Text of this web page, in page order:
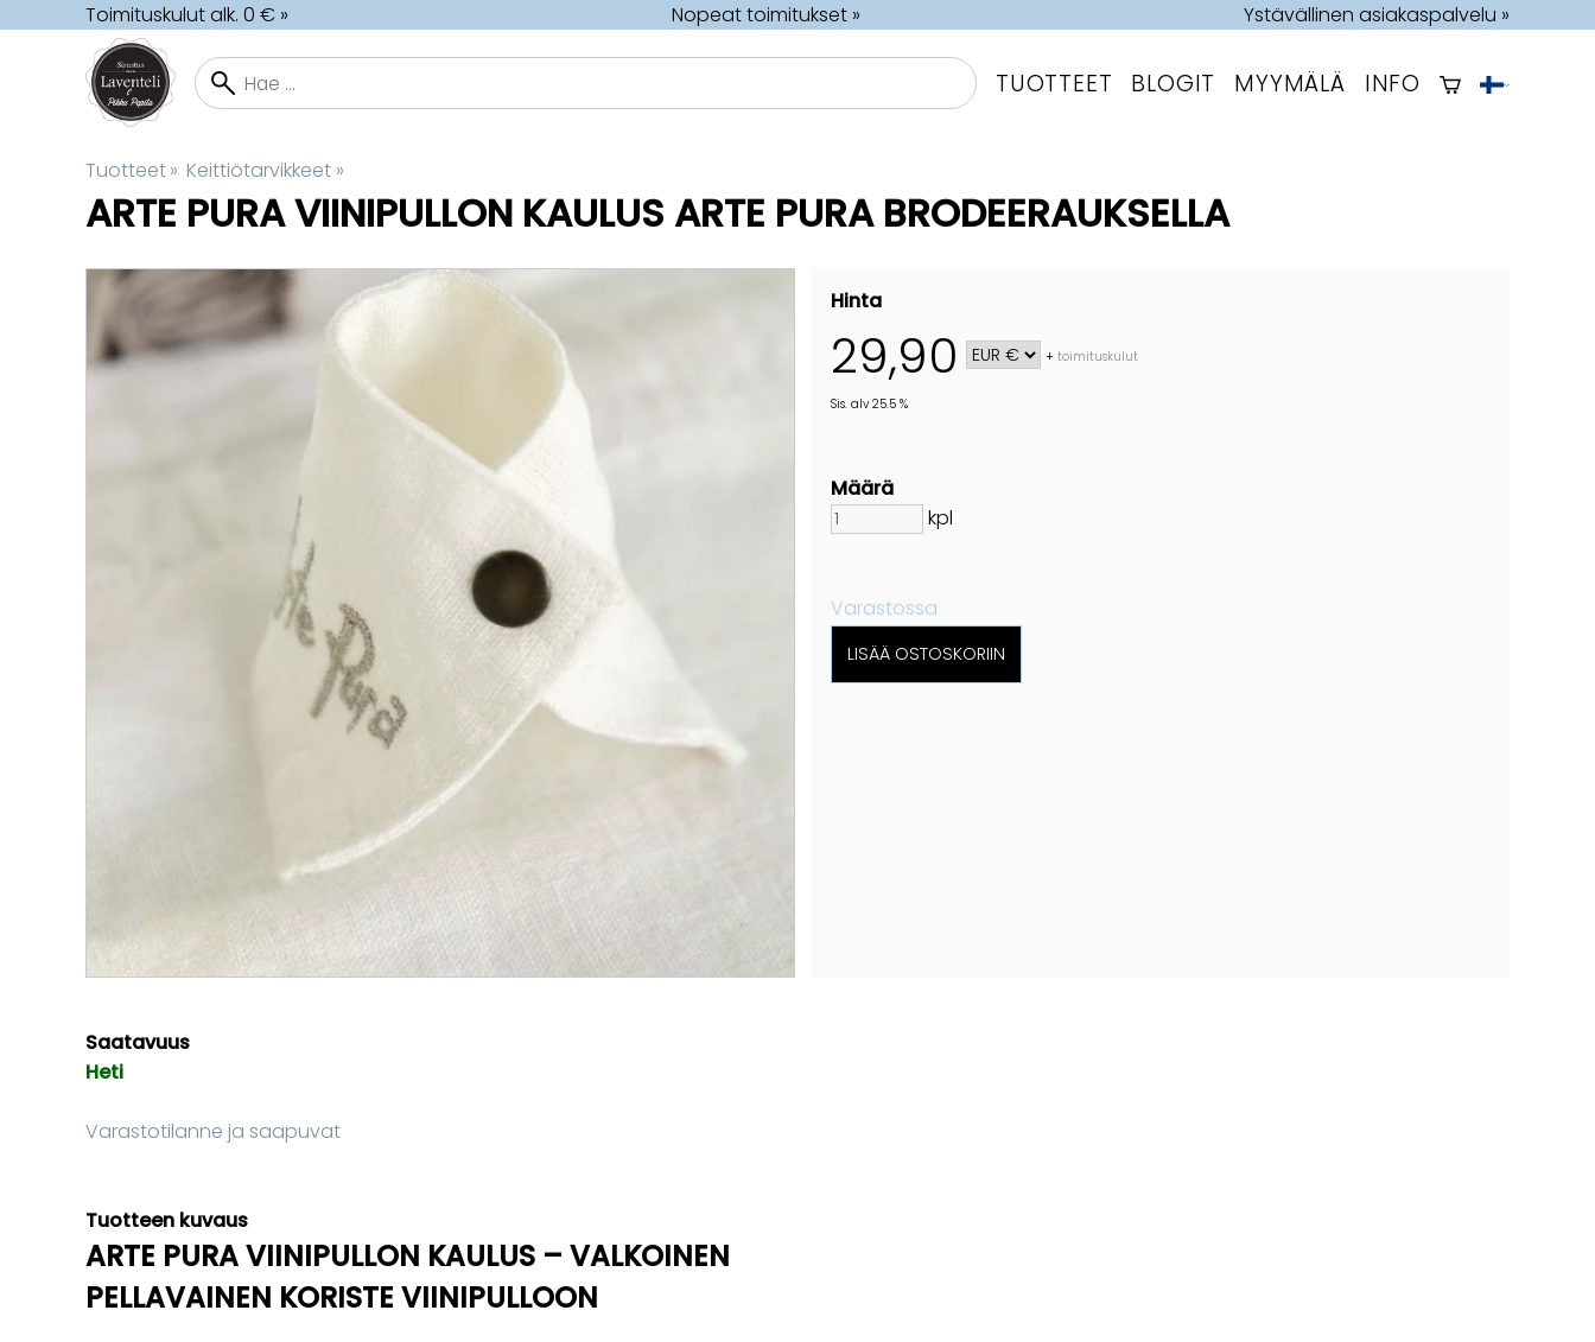
Toimituskulut alk. 0 € » Nopeat toimitukset » Ystävällinen asiakaspalvelu »
TUOTTEET BLOGIT MYYMÄLÄ INFO
Tuotteet‪» Keittiötarvikkeet ‪»
ARTE PURAVIINIPULLON KAULUS ARTE PURA BRODEERAUKSELLA
Hinta
29,90 +toimituskulut
Sis. alv 25.5 %
Määrä
kpl
Varastossa
Saatavuus
Heti
Varastotilanne ja saapuvat
Tuotteen kuvaus
ARTE PURA VIINIPULLON KAULUS – VALKOINEN
PELLAVAINEN KORISTE VIINIPULLOON